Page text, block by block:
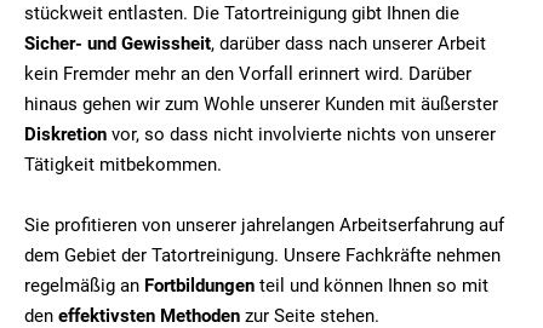
stückweit entlasten. Die Tatortreinigung gibt Ihnen die
Sicher- und Gewissheit, darüber dass nach unserer Arbeit
kein Fremder mehr an den Vorfall erinnert wird. Darüber
hinaus gehen wir zum Wohle unserer Kunden mit äußerster
Diskretion vor, so dass nicht involvierte nichts von unserer
Tätigkeit mitbekommen.
Sie profitieren von unserer jahrelangen Arbeitserfahrung auf
dem Gebiet der Tatortreinigung. Unsere Fachkräfte nehmen
regelmäßig an Fortbildungen teil und können Ihnen so mit
den effektivsten Methoden zur Seite stehen.